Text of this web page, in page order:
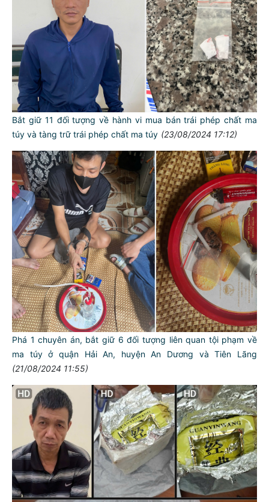
Bắt giữ 11 đối tượng về hành vi mua bán trái phép chất ma
túy và tàng trữ trái phép chất ma túy (23/08/2024 17:12)
Phá 1 chuyên án, bắt giữ 6 đối tượng liên quan tội phạm về
ma túy ở quận Hải An, huyện An Dương và Tiên Lãng
(21/08/2024 11:55)